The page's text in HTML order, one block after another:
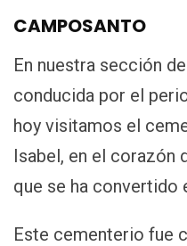
CAMPOSANTO
En nuestra sección
conducida por el
hoy visitamos el
Isabel, en el corazón
que se ha convertido
Este cementerio fue